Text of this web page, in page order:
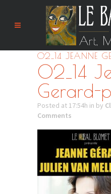
02_14 JEANNE
02_14
Gerard-
Posted at 17:54h in by
Comments